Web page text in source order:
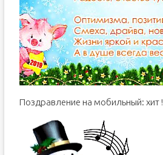
Поздравление на мобильный: хит !